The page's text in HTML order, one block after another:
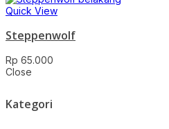
Quick View
Steppenwolf
Rp 65.000
Close
Kategori